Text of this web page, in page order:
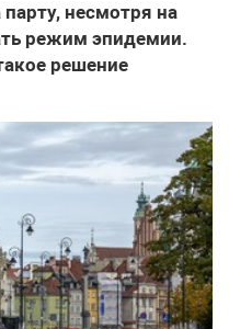
несмотря на
режим эпидемии.
решение